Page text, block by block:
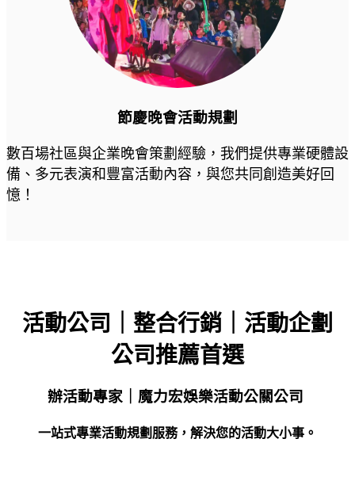
節慶晚會活動規劃
數百場社區與企業晚會策劃經驗，我們提供專業硬體設
備、多元表演和豐富活動內容，與您共同創造美好回
憶！
活動公司｜整合行銷｜活動企劃
公司推薦首選
辦活動專家｜魔力宏娛樂活動公關公司
一站式專業活動規劃服務，解決您的活動大小事。